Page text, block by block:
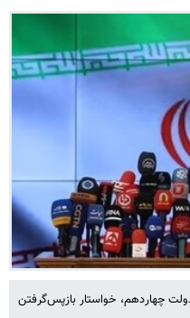
چهاردهم، خواستار بازپس‌گرفتن